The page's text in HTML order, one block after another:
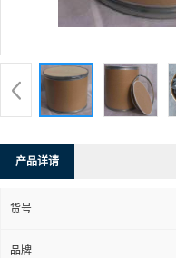
产品详请
货号
品牌